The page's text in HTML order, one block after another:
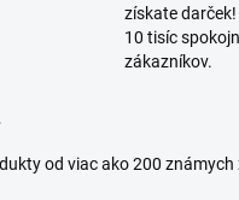
získate
10 tisíc
zákazníkov.
od viac ako 200